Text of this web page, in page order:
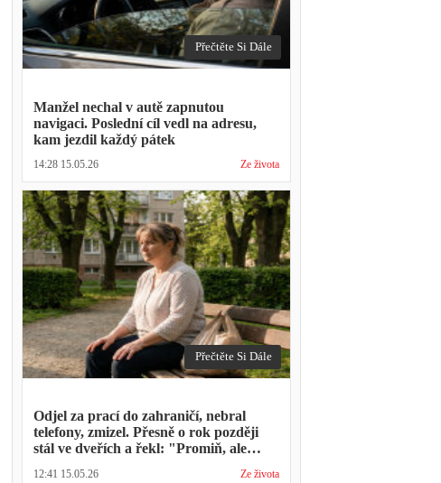
Přečtěte Si Dále
Manžel nechal v autě zapnutou
navigaci. Poslední cíl vedl na adresu,
kam jezdil každý pátek
14:28 15.05.26 Ze života
Přečtěte Si Dále
Odjel za prací do zahraničí, nebral
telefony, zmizel. Přesně o rok později
stál ve dveřích a řekl: "Promiň, ale
12:41 15.05.26 Ze života